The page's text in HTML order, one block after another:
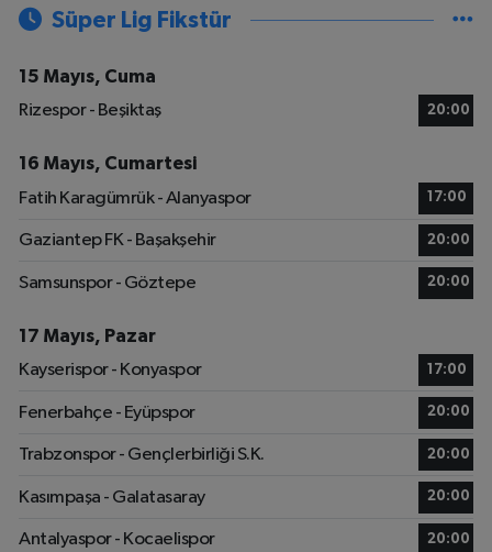
Süper Lig Fikstür
15 Mayıs, Cuma
Rizespor - Beşiktaş
20:00
16 Mayıs, Cumartesi
Fatih Karagümrük - Alanyaspor
17:00
Gaziantep FK - Başakşehir 20:00
Samsunspor - Göztepe 20:00
17 Mayıs, Pazar
Kayserispor - Konyaspor
17:00
Fenerbahçe - Eyüpspor 20:00
Trabzonspor - Gençlerbirliği S.K. 20:00
Kasımpaşa - Galatasaray 20:00
Antalyaspor - Kocaelispor 20:00